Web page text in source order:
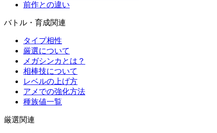
前作との違い
バトル・育成関連
タイプ相性
厳選について
メガシンカとは？
相棒技について
レベルの上げ方
アメでの強化方法
種族値一覧
厳選関連